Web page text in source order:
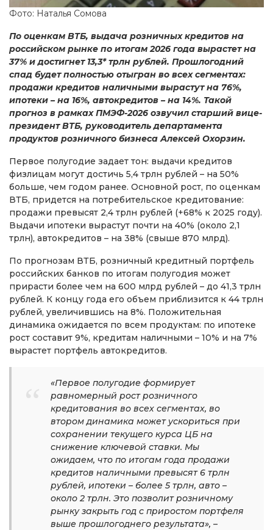
Фото: Наталья Сомова
По оценкам ВТБ, выдача розничных кредитов на
российском рынке по итогам 2026 года вырастет на
37% и достигнет 13,3* трлн рублей. Прошлогодний
спад будет полностью отыгран во всех сегментах:
продажи кредитов наличными вырастут на 76%,
ипотеки – на 16%, автокредитов – на 14%. Такой
прогноз в рамках ПМЭФ-2026 озвучил старший вице-
президент ВТБ, руководитель департамента
продуктов розничного бизнеса Алексей Охорзин.
Первое полугодие задает тон: выдачи кредитов
физлицам могут достичь 5,4 трлн рублей – на 50%
больше, чем годом ранее. Основной рост, по оценкам
ВТБ, придется на потребительское кредитование:
продажи превысят 2,4 трлн рублей (+68% к 2025 году).
Выдачи ипотеки вырастут почти на 40% (около 2,1
трлн), автокредитов – на 38% (свыше 870 млрд).
По прогнозам ВТБ, розничный кредитный портфель
российских банков по итогам полугодия может
прирасти более чем на 600 млрд рублей – до 41,3 трлн
рублей. К концу года его объем приблизится к 44 трлн
рублей, увеличившись на 8%. Положительная
динамика ожидается по всем продуктам: по ипотеке
рост составит 9%, кредитам наличными – 10% и на 7%
вырастет портфель автокредитов.
«Первое полугодие формирует
равномерный рост розничного
кредитования во всех сегментах, во
втором динамика может ускориться при
сохранении текущего курса ЦБ на
снижение ключевой ставки. Мы
ожидаем, что по итогам года продажи
кредитов наличными превысят 6 трлн
рублей, ипотеки – более 5 трлн, авто –
около 2 трлн. Это позволит розничному
рынку закрыть год с приростом портфеля
выше прошлогоднего результата», –